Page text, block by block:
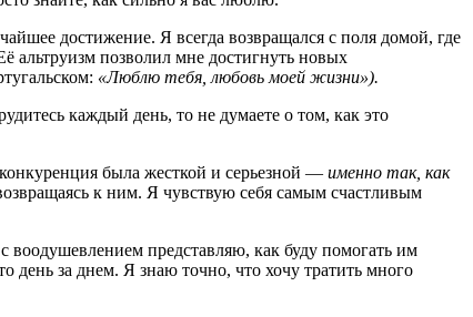
достижение. Я всегда возвращался с поля домой, где
альтруизм позволил мне достигнуть новых
«Люблю тебя, любовь моей жизни»).
каждый день, то не думаете о том, как это
была жесткой и серьезной — именно так, как
к ним. Я чувствую себя самым счастливым
воодушевлением представляю, как буду помогать им
день за днем. Я знаю точно, что хочу тратить много